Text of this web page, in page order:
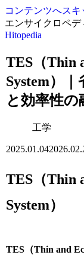
コンテンツへスキ
エンサイクロペデ
Hitopedia
TES（Thin
System）
と効率性の
工学
2025.01.04
TES（Thin
System）
TES（Thin and